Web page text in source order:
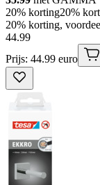
20% korting20%
20% korting,
44.99
Prijs: 44.99 euro